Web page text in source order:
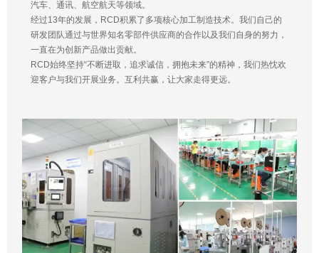
汽车、通讯、航空航天等领域。
经过13年的发展，RCD积累了多项核心加工制造技术。我们自己的
研发团队通过与世界知名零部件供应商的合作以及我们自身的努力，
一直在为创新产品做出贡献。
RCD始终坚持“不断进取，追求诚信，拥抱未来”的精神，我们热忱欢
迎客户与我们开展业务。互利共赢，让大家走得更远。